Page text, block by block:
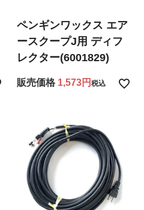
ペンギンワックス エア
ースクープJ用 ディフ
レクター(6001829)
販売価格 1,573 税込